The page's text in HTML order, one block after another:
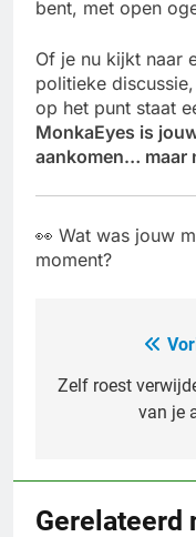
bent, met open
Of je nu kijkt naar
politieke
op het punt staat
MonkaEyes is
aankomen… maar
👀 Wat was jouw
moment?
navigatie
Zelf roest
van je
Gerelateerd